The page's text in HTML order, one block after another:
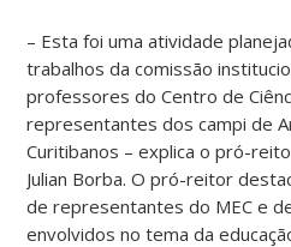
– Esta foi uma atividade
trabalhos da comissão
professores do Centro de
representantes dos campi de
Curitibanos – explica o pró-
Julian Borba. O pró-reitor
de representantes do MEC e
envolvidos no tema da